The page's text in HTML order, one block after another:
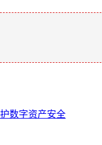
数字资产安全